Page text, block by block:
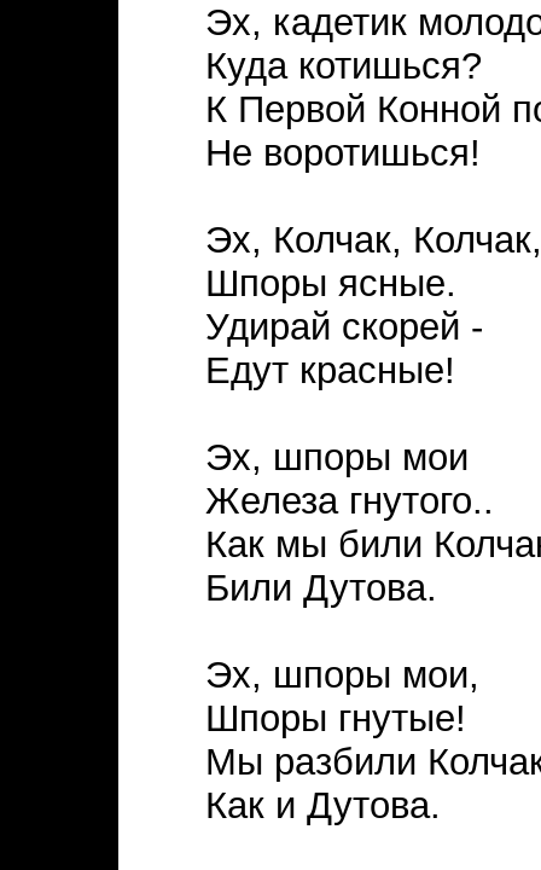
Эх, кадетик
Куда котишься?
К Первой Конной
Не воротишься!
Эх, Колчак, Колчак,
Шпоры ясные.
Удирай скорей -
Едут красные!
Эх, шпоры мои
Железа гнутого..
Как мы били
Били Дутова.
Эх, шпоры мои,
Шпоры гнутые!
Мы разбили
Как и Дутова.